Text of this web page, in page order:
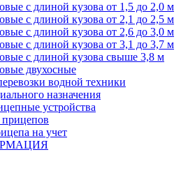
с длиной кузова от 1,5 до 2,0 м
с длиной кузова от 2,1 до 2,5 м
с длиной кузова от 2,6 до 3,0 м
с длиной кузова от 3,1 до 3,7 м
с длиной кузова свыше 3,8 м
двухосные
водной техники
назначения
устройства
прицепов
на учет